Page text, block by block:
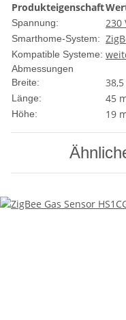
Produkteigenschaft
Spannung: 230
Smarthome-System:
Kompatible Systeme:
Abmessungen
Breite:
Länge: 45
Höhe: 19